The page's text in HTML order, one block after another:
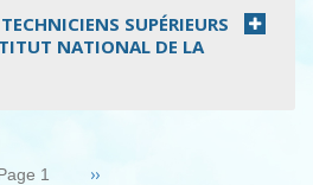
SUPÉRIEURS
NATIONAL DE LA
1 Page
››